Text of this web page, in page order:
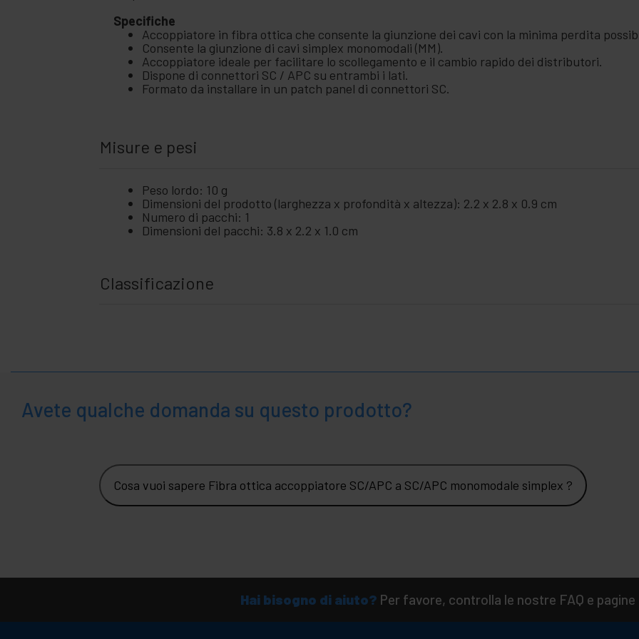
Specifiche
Accoppiatore in fibra ottica che consente la giunzione dei cavi con la minima perdita
Consente la giunzione di cavi simplex monomodali (MM).
Accoppiatore ideale per facilitare lo scollegamento e il cambio rapido dei distributori.
Dispone di connettori SC / APC su entrambi i lati.
Formato da installare in un patch panel di connettori SC.
Misure e pesi
Peso lordo: 10 g
Dimensioni del prodotto (larghezza x profondità x altezza): 2.2 x 2.8 x 0.9 cm
Numero di pacchi: 1
Dimensioni del pacchi: 3.8 x 2.2 x 1.0 cm
Classificazione
Avete qualche domanda su questo prodotto?
Cosa vuoi sapere Fibra ottica accoppiatore SC/APC a SC/APC monomodale simplex ?
Hai bisogno di aiuto? Per favore, controlla le nostre FAQ e pagine